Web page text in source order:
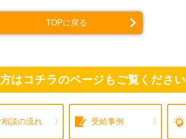
TOPに戻る
はコチラのページもご覧ください
相談の流れ 受給事例